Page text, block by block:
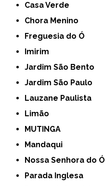
Casa Verde
Chora Menino
Freguesia do Ó
Imirim
Jardim São Bento
Jardim São Paulo
Lauzane Paulista
Limão
MUTINGA
Mandaqui
Nossa Senhora do Ó
Parada Inglesa